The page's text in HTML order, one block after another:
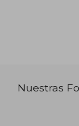
Nuestras